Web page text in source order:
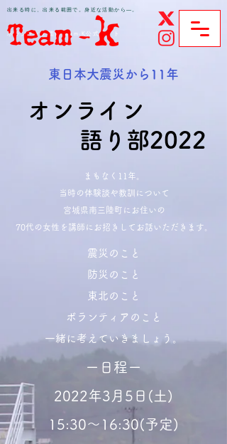
ボランティア団体Team-K公式サイト
​出来る時に、出来る範囲で。身近な活動から―。
東日本大震災から11年
オンライン
​語り部2022
まもなく11年。
当時の体験談や教訓について
​宮城県南三陸町にお住いの
70代の女性を講師にお招きしてお話いただきます。
震災のこと
防災のこと
東北のこと
ボランティアのこと
一緒に考えていきましょう。
ー日程ー
2022年3月5日(土)
15:30～16:30(予定)